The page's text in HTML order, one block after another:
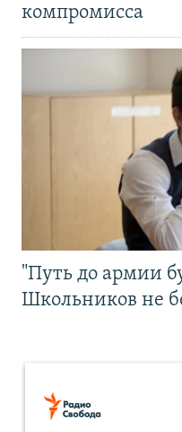
компромисса
"Путь до армии
Школьников не